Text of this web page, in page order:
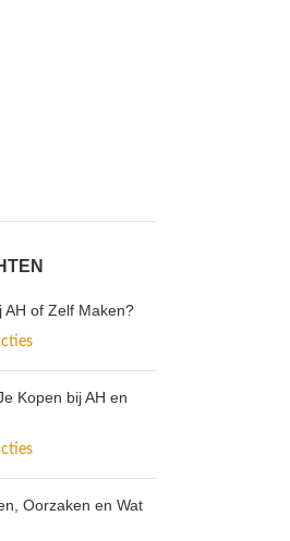
AH of Zelf Maken?
Kopen bij AH en
Oorzaken en Wat